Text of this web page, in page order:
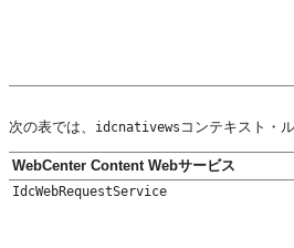
次の表では、 idcnativews コンテキスト・
WebCenter Content Webサービス
IdcWebRequestService